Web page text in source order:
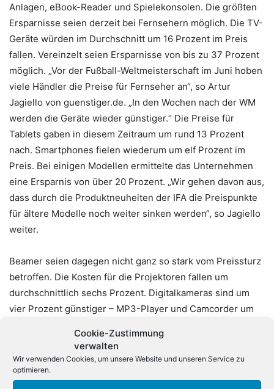
Cookie-Zustimmung
verwalten
Wir verwenden Cookies, um unsere Website und unseren Service zu
optimieren.
Anlagen, eBook-Reader und Spielekonsolen. Die größten
Ersparnisse seien derzeit bei Fernsehern möglich. Die TV-
Geräte würden im Durchschnitt um 16 Prozent im Preis
fallen. Vereinzelt seien Ersparnisse von bis zu 37 Prozent
möglich. „Vor der Fußball-Weltmeisterschaft im Juni hoben
viele Händler die Preise für Fernseher an“, so Artur
Jagiello von guenstiger.de. „In den Wochen nach der WM
werden die Geräte wieder günstiger.“ Die Preise für
Tablets gaben in diesem Zeitraum um rund 13 Prozent
nach. Smartphones fielen wiederum um elf Prozent im
Preis. Bei einigen Modellen ermittelte das Unternehmen
eine Ersparnis von über 20 Prozent. „Wir gehen davon aus,
dass durch die Produktneuheiten der IFA die Preispunkte
für ältere Modelle noch weiter sinken werden“, so Jagiello
weiter.
Beamer seien dagegen nicht ganz so stark vom Preissturz
betroffen. Die Kosten für die Projektoren fallen um
durchschnittlich sechs Prozent. Digitalkameras sind um
vier Prozent günstiger – MP3-Player und Camcorder um
ein Prozent reduziert. EBook-Reader verhalten sich laut
Analyse preisstabil. Die Kosten für Spielekonsolen seien
sogar um zwei Prozent gestiegen.